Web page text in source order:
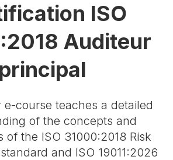
ISO
Auditeur
principal
course teaches a detailed
of the concepts and
of the ISO 31000:2018 Risk
and ISO 19011:2026